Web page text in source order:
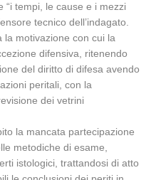
tempi, le cause e i mezzi
tecnico dell’indagato.
motivazione con cui la
difensiva, ritenendo
del diritto di difesa avendo
peritali, con la
dei vetrini
la mancata partecipazione
metodiche di esame,
istologici, trattandosi di atto